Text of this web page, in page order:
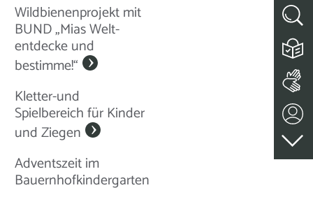
Wildbienenprojekt mit
BUND „Mias Welt-
entdecke und
bestimme!“
Kletter-und
Spielbereich für Kinder
und Ziegen
Adventszeit im
Bauernhofkindergarten